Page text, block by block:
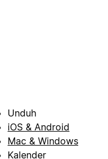
Unduh
iOS & Android
Mac & Windows
Kalender